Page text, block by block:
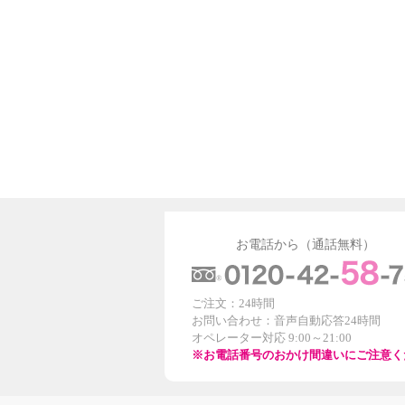
お電話から（通話無料）
ご注文：24時間
お問い合わせ：音声自動応答24時間
オペレーター対応 9:00～21:00
※お電話番号のおかけ間違いにご注意